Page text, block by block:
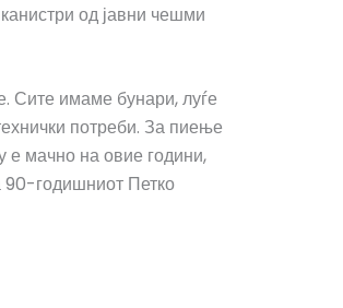
од јавни чешми
Сите имаме бунари, луѓе
потреби. За пиење
мачно на овие години,
90-годишниот Петко